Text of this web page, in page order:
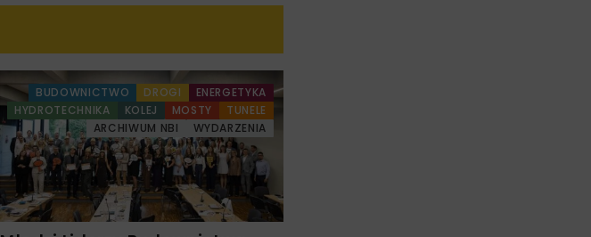
BUDOWNICTWO DROGI
ENERGETYKA
HYDROTECHNIKA
KOLEJ MOSTY
TUNELE
ARCHIWUM NBI
WYDARZENIA